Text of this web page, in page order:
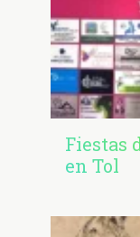
Fiestas
en Tol